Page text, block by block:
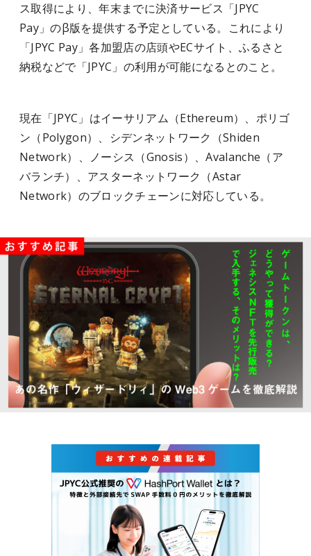
ス取得により、年末までに決済サービス「JPYC
Pay」のβ版を提供する予定としている。これにより
「JPYC Pay」各加盟店の店頭やECサイト、ふるさと
納税などで「JPYC」の利用が可能になるとのこと。
現在「JPYC」はイーサリアム（Ethereum）、ポリゴ
ン（Polygon）、シデンネットワーク（Shiden
Network）、ノーシス（Gnosis）、Avalanche（ア
バランチ）、アスターネットワーク（Astar
Network）のブロックチェーンに対応している。